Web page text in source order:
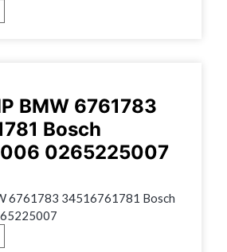
BMW 6761783
Bosch
0265225007
6761783 34516761781 Bosch